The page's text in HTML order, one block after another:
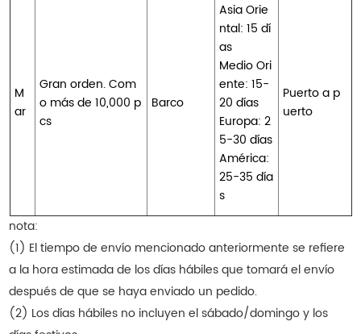
M
ar
Gran orden. Com
o más de 10,000 p
cs
Barco
Asia Orie
ntal: 15 dí
as
Medio Ori
ente: 15-
20 días
Europa: 2
5-30 días
América:
25-35 día
s
Puerto a p
uerto
nota:
(1) El tiempo de envío mencionado anteriormente se refiere
a la hora estimada de los días hábiles que tomará el envío
después de que se haya enviado un pedido.
(2) Los días hábiles no incluyen el sábado/domingo y los